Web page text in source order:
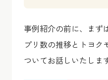
事例紹介の前に、まず
プリ数の推移とトヨク
ついてお話しいたしま